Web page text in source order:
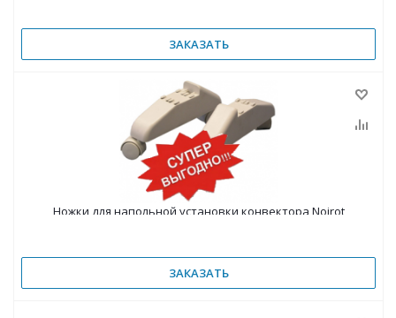
ЗАКАЗАТЬ
Ножки для напольной установки конвектора Noirot
ЗАКАЗАТЬ